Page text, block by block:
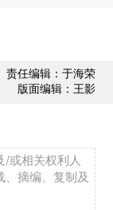
责任编辑：于海荣
版面编辑：王影
/或相关权利人
摘编、复制及